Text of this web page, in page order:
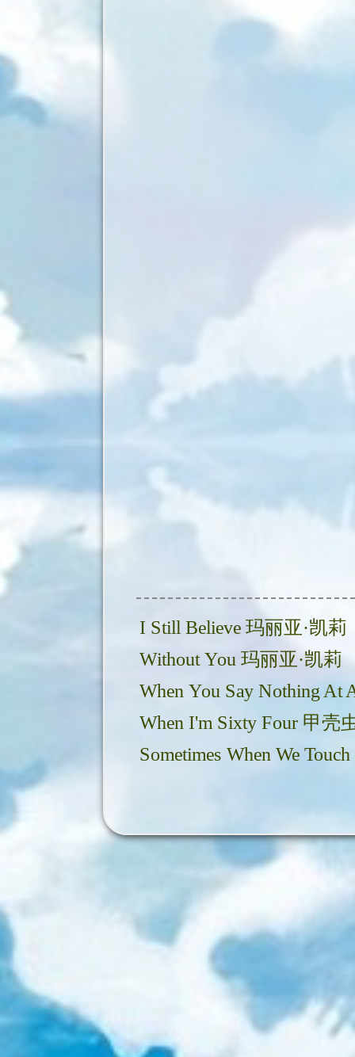
I Still Believe 玛丽亚·凯莉
Without You 玛丽亚·凯莉